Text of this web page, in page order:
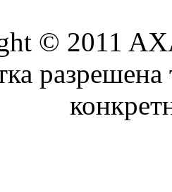
© 2011